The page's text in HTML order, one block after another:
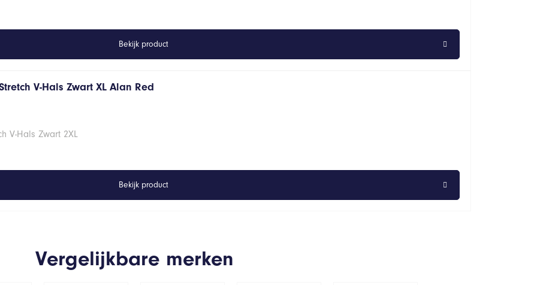
Bekijk product
V-Hals Zwart XL Alan Red
V-Hals Zwart 2XL
Bekijk product
Vergelijkbare merken